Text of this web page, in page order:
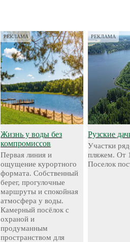
РЕКЛАМА
Жизнь у воды без
компромиссов
Первая линия и
ощущение курортного
формата. Собственный
берег, прогулочные
маршруты и спокойная
атмосфера у воды.
Камерный посёлок с
охраной и
продуманным
пространством для
РЕКЛАМА
Рузские
Участки
пляжем. От
Поселок